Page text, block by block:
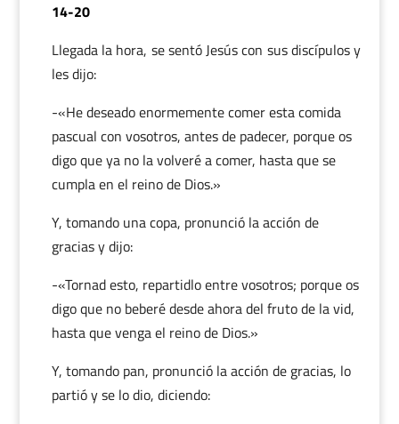
14-20
Llegada la hora, se sentó Jesús con sus discípulos y
les dijo:
-«He deseado enormemente comer esta comida
pascual con vosotros, antes de padecer, porque os
digo que ya no la volveré a comer, hasta que se
cumpla en el reino de Dios.»
Y, tomando una copa, pronunció la acción de
gracias y dijo:
-«Tornad esto, repartidlo entre vosotros; porque os
digo que no beberé desde ahora del fruto de la vid,
hasta que venga el reino de Dios.»
Y, tomando pan, pronunció la acción de gracias, lo
partió y se lo dio, diciendo: